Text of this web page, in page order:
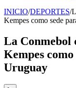
INICIO/DEPORTES/
Kempes como sede
La Conmebol
Kempes
Uruguay